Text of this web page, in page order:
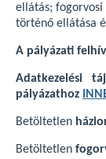
ellátás; fogorvosi
történő ellátása
A pályázati
Adatkezelési
pályázathoz
Betöltetlen
Betöltetlen